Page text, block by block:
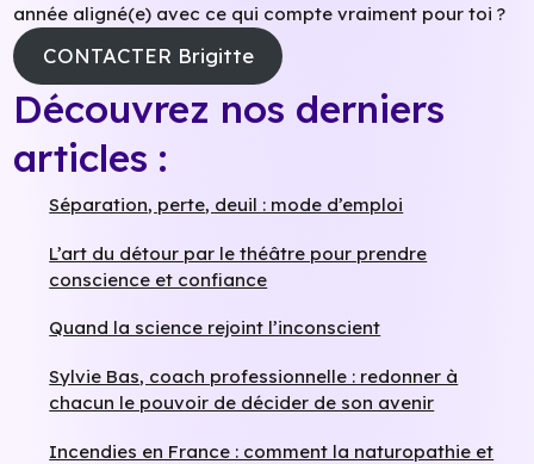
année aligné(e) avec ce qui compte vraiment pour toi ?
CONTACTER Brigitte
Découvrez nos derniers
articles :
Séparation, perte, deuil : mode d’emploi
L’art du détour par le théâtre pour prendre
conscience et confiance
Quand la science rejoint l’inconscient
Sylvie Bas, coach professionnelle : redonner à
chacun le pouvoir de décider de son avenir
Incendies en France : comment la naturopathie et